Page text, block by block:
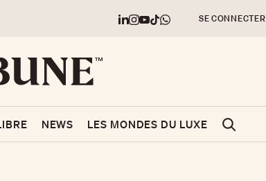
SE CONNECTER
NEWS LES MONDES DU LUXE